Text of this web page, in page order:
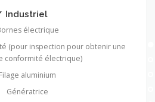
Industriel
électrique
(pour inspection pour obtenir une
conformité électrique)
Filage aluminium
Génératrice